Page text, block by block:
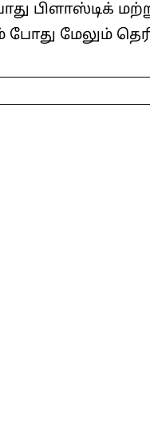
பிளாஸ்டிக்
மேலும்